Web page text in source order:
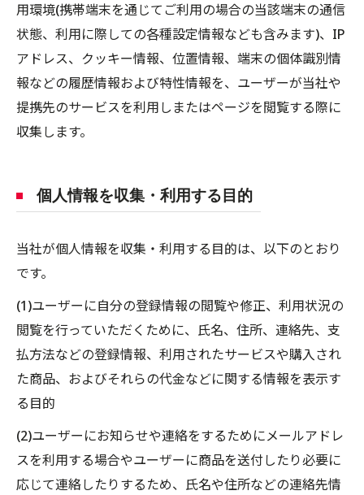
用環境(携帯端末を通じてご利用の場合の当該端末の通信
状態、利用に際しての各種設定情報なども含みます)、IP
アドレス、クッキー情報、位置情報、端末の個体識別情
報などの履歴情報および特性情報を、ユーザーが当社や
提携先のサービスを利用しまたはページを閲覧する際に
収集します。
個人情報を収集・利用する目的
当社が個人情報を収集・利用する目的は、以下のとおり
です。
(1)ユーザーに自分の登録情報の閲覧や修正、利用状況の
閲覧を行っていただくために、氏名、住所、連絡先、支
払方法などの登録情報、利用されたサービスや購入され
た商品、およびそれらの代金などに関する情報を表示す
る目的
(2)ユーザーにお知らせや連絡をするためにメールアドレ
スを利用する場合やユーザーに商品を送付したり必要に
応じて連絡したりするため、氏名や住所などの連絡先情